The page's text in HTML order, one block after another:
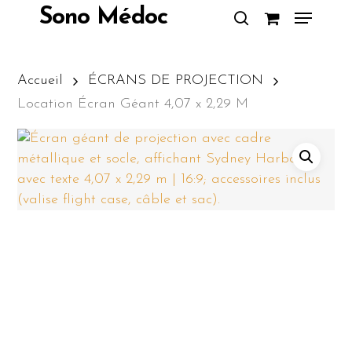
content
Sono Médoc Menu
Accueil
ÉCRANS DE PROJECTION
Location Écran Géant 4,07 x 2,29 M